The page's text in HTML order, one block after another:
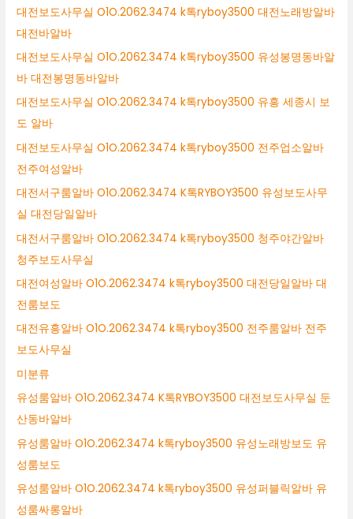
대전보도사무실 O1O.2062.3474 k톡ryboy3500 대전노래방알바
대전바알바
대전보도사무실 O1O.2062.3474 k톡ryboy3500 유성봉명동바알
바 대전봉명동바알바
대전보도사무실 O1O.2062.3474 k톡ryboy3500 유흥 세종시 보
도 알바
대전보도사무실 O1O.2062.3474 k톡ryboy3500 전주업소알바
전주여성알바
대전서구룸알바 O1O.2062.3474 K톡RYBOY3500 유성보도사무
실 대전당일알바
대전서구룸알바 O1O.2062.3474 k톡ryboy3500 청주야간알바
청주보도사무실
대전여성알바 O1O.2062.3474 k톡ryboy3500 대전당일알바 대
전룸보도
대전유흥알바 O1O.2062.3474 k톡ryboy3500 전주룸알바 전주
보도사무실
미분류
유성룸알바 O1O.2062.3474 K톡RYBOY3500 대전보도사무실 둔
산동바알바
유성룸알바 O1O.2062.3474 k톡ryboy3500 유성노래방보도 유
성룸보도
유성룸알바 O1O.2062.3474 k톡ryboy3500 유성퍼블릭알바 유
성룸싸롱알바